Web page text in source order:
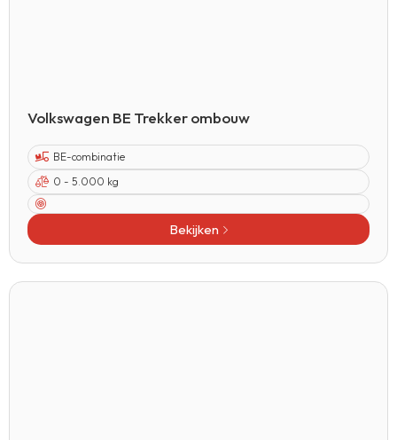
Volkswagen BE Trekker ombouw
BE-combinatie
0 - 5.000 kg
Bekijken